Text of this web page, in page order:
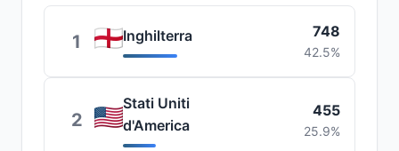
1 Inghilterra 748
42.5%
2
Stati Uniti
d'America
455
25.9%